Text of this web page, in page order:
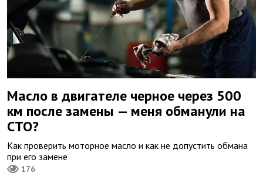
Масло в двигателе черное через 500
км после замены — меня обманули на
СТО?
Как проверить моторное масло и как не допустить обмана
при его замене
176